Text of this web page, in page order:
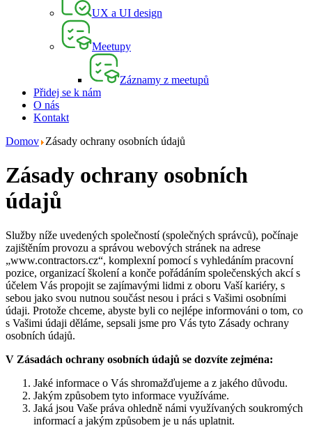
UX a UI design
Meetupy
Záznamy z meetupů
Přidej se k nám
O nás
Kontakt
Domov Zásady ochrany osobních údajů
Zásady ochrany osobních
údajů
Služby níže uvedených společností (společných správců), počínaje
zajištěním provozu a správou webových stránek na adrese
„www.contractors.cz“, komplexní pomocí s vyhledáním pracovní
pozice, organizací školení a konče pořádáním společenských akcí s
účelem Vás propojit se zajímavými lidmi z oboru Vaší kariéry, s
sebou jako svou nutnou součást nesou i práci s Vašimi osobními
údaji. Protože chceme, abyste byli co nejlépe informováni o tom, co
s Vašimi údaji děláme, sepsali jsme pro Vás tyto Zásady ochrany
osobních údajů.
V Zásadách ochrany osobních údajů se dozvíte zejména:
Jaké informace o Vás shromažďujeme a z jakého důvodu.
Jakým způsobem tyto informace využíváme.
Jaká jsou Vaše práva ohledně námi využívaných soukromých
informací a jakým způsobem je u nás uplatnit.